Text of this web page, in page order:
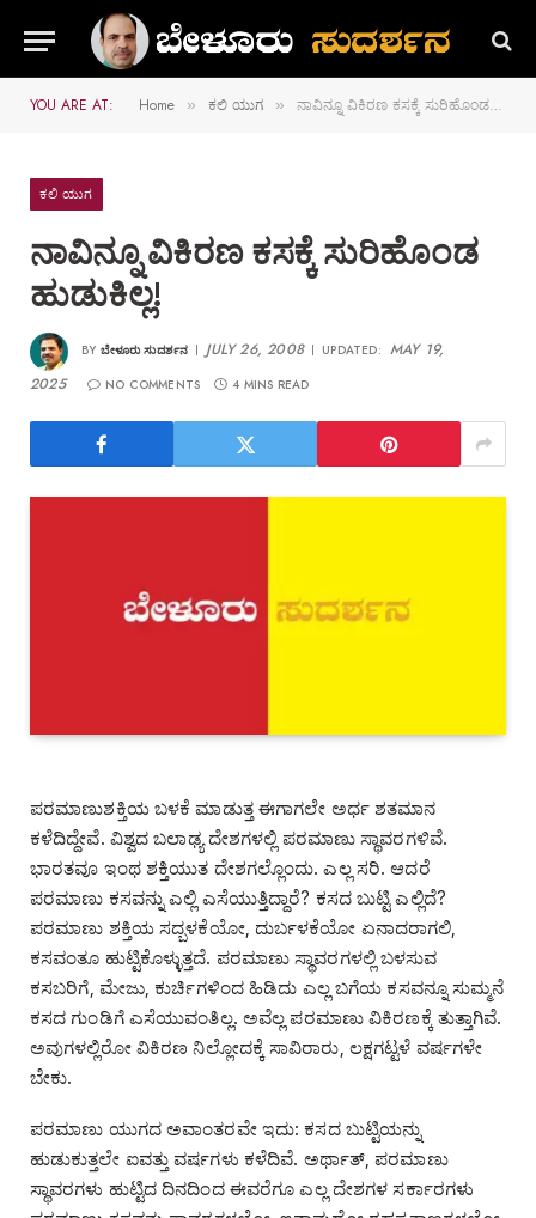
YOU ARE AT: Home » ಕಲಿ ಯುಗ » ನಾವಿನ್ನೂ ವಿಕಿರಣ ಕಸಕ್ಕೆ ಸುರಿಹೊಂಡ ಹುಡುಕಿಲ್ಲ!
ಕಲಿ ಯುಗ
ನಾವಿನ್ನೂ ವಿಕಿರಣ ಕಸಕ್ಕೆ ಸುರಿಹೊಂಡ
ಹುಡುಕಿಲ್ಲ!
BY ಬೇಳೂರು ಸುದರ್ಶನ JULY 26, 2008 UPDATED: MAY 19,
2025
NO COMMENTS 4 MINS READ
ಪರಮಾಣುಶಕ್ತಿಯ ಬಳಕೆ ಮಾಡುತ್ತ ಈಗಾಗಲೇ ಅರ್ಧ ಶತಮಾನ
ಕಳೆದಿದ್ದೇವೆ. ವಿಶ್ವದ ಬಲಾಢ್ಯ ದೇಶಗಳಲ್ಲಿ ಪರಮಾಣು ಸ್ಥಾವರಗಳಿವೆ.
ಭಾರತವೂ ಇಂಥ ಶಕ್ತಿಯುತ ದೇಶಗಲ್ಲೊಂದು. ಎಲ್ಲ ಸರಿ. ಆದರೆ
ಪರಮಾಣು ಕಸವನ್ನು ಎಲ್ಲಿ ಎಸೆಯುತ್ತಿದ್ದಾರೆ? ಕಸದ ಬುಟ್ಟಿ ಎಲ್ಲಿದೆ?
ಪರಮಾಣು ಶಕ್ತಿಯ ಸದ್ಬಳಕೆಯೋ, ದುರ್ಬಳಕೆಯೋ ಏನಾದರಾಗಲಿ,
ಕಸವಂತೂ ಹುಟ್ಟಿಕೊಳ್ಳುತ್ತದೆ. ಪರಮಾಣು ಸ್ಥಾವರಗಳಲ್ಲಿ ಬಳಸುವ
ಕಸಬರಿಗೆ, ಮೇಜು, ಕುರ್ಚಿಗಳಿಂದ ಹಿಡಿದು ಎಲ್ಲ ಬಗೆಯ ಕಸವನ್ನೂ ಸುಮ್ಮನೆ
ಕಸದ ಗುಂಡಿಗೆ ಎಸೆಯುವಂತಿಲ್ಲ. ಅವೆಲ್ಲ ಪರಮಾಣು ವಿಕಿರಣಕ್ಕೆ ತುತ್ತಾಗಿವೆ.
ಅವುಗಳಲ್ಲಿರೋ ವಿಕಿರಣ ನಿಲ್ಲೋದಕ್ಕೆ ಸಾವಿರಾರು, ಲಕ್ಷಗಟ್ಟಳೆ ವರ್ಷಗಳೇ
ಬೇಕು.
ಪರಮಾಣು ಯುಗದ ಅವಾಂತರವೇ ಇದು: ಕಸದ ಬುಟ್ಟಿಯನ್ನು
ಹುಡುಕುತ್ತಲೇ ಐವತ್ತು ವರ್ಷಗಳು ಕಳೆದಿವೆ. ಅರ್ಥಾತ್, ಪರಮಾಣು
ಸ್ಥಾವರಗಳು ಹುಟ್ಟಿದ ದಿನದಿಂದ ಈವರೆಗೂ ಎಲ್ಲ ದೇಶಗಳ ಸರ್ಕಾರಗಳು